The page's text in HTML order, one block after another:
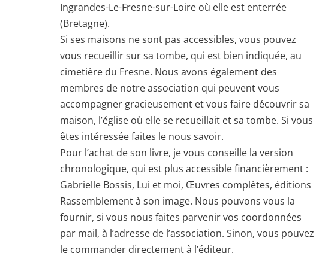
Ingrandes-Le-Fresne-sur-Loire où elle est enterrée
(Bretagne).
Si ses maisons ne sont pas accessibles, vous pouvez
vous recueillir sur sa tombe, qui est bien indiquée, au
cimetière du Fresne. Nous avons également des
membres de notre association qui peuvent vous
accompagner gracieusement et vous faire découvrir sa
maison, l’église où elle se recueillait et sa tombe. Si vous
êtes intéressée faites le nous savoir.
Pour l’achat de son livre, je vous conseille la version
chronologique, qui est plus accessible financièrement :
Gabrielle Bossis, Lui et moi, Œuvres complètes, éditions
Rassemblement à son image. Nous pouvons vous la
fournir, si vous nous faites parvenir vos coordonnées
par mail, à l’adresse de l’association. Sinon, vous pouvez
le commander directement à l’éditeur.